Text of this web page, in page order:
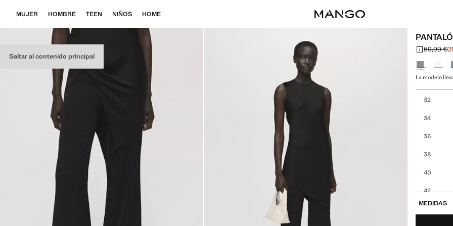
Saltar al contenido principal
MUJER HOMBRE TEEN NIÑOS HOME
Precio
59,99 €
Precio
Selecciona
La modelo
32
34
36
38
40
42
MEDIDAS